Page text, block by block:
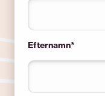
Efternamn*